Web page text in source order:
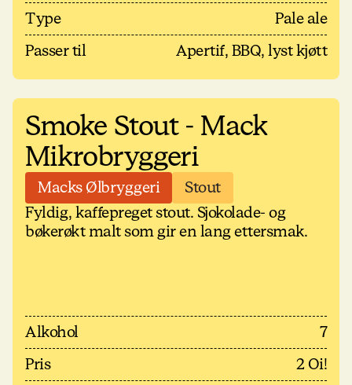
Type
Pale ale
Passer til
Apertif, BBQ, lyst kjøtt
Smoke Stout - Mack
Mikrobryggeri
Macks Ølbryggeri
Stout
Fyldig, kaffepreget stout. Sjokolade- og
bøkerøkt malt som gir en lang ettersmak.
Alkohol
7
Pris
2 Oi!